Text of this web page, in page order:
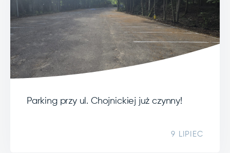
Parking przy ul. Chojnickiej już czynny!
9 LIPIEC